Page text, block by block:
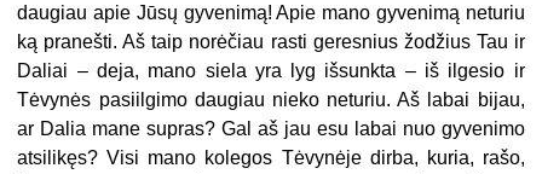
daugiau apie Jūsų gyvenimą! Apie mano gyvenimą neturiu
ką pranešti. Aš taip norėčiau rasti geresnius žodžius Tau ir
Daliai – deja, mano siela yra lyg išsunkta – iš ilgesio ir
Tėvynės pasiilgimo daugiau nieko neturiu. Aš labai bijau,
ar Dalia mane supras? Gal aš jau esu labai nuo gyvenimo
atsilikęs? Visi mano kolegos Tėvynėje dirba, kuria, rašo,